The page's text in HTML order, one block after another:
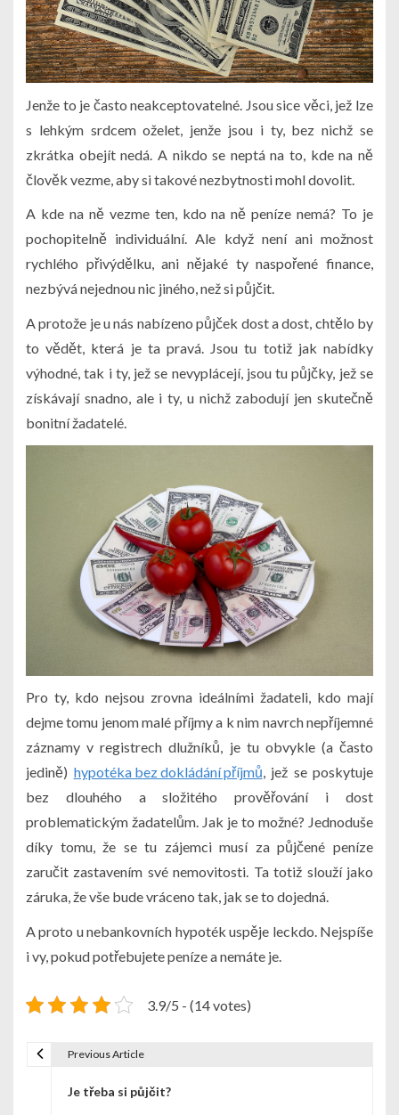
Jenže to je často neakceptovatelné. Jsou sice věci, jež lze
s lehkým srdcem oželet, jenže jsou i ty, bez nichž se
zkrátka obejít nedá. A nikdo se neptá na to, kde na ně
člověk vezme, aby si takové nezbytnosti mohl dovolit.
A kde na ně vezme ten, kdo na ně peníze nemá? To je
pochopitelně individuální. Ale když není ani možnost
rychlého přivýdělku, ani nějaké ty naspořené finance,
nezbývá nejednou nic jiného, než si půjčit.
A protože je u nás nabízeno půjček dost a dost, chtělo by
to vědět, která je ta pravá. Jsou tu totiž jak nabídky
výhodné, tak i ty, jež se nevyplácejí, jsou tu půjčky, jež se
získávají snadno, ale i ty, u nichž zabodují jen skutečně
bonitní žadatelé.
Pro ty, kdo nejsou zrovna ideálními žadateli, kdo mají
dejme tomu jenom malé příjmy a k nim navrch nepříjemné
záznamy v registrech dlužníků, je tu obvykle (a často
jedině) hypotéka bez dokládání příjmů, jež se poskytuje
bez dlouhého a složitého prověřování i dost
problematickým žadatelům. Jak je to možné? Jednoduše
díky tomu, že se tu zájemci musí za půjčené peníze
zaručit zastavením své nemovitosti. Ta totiž slouží jako
záruka, že vše bude vráceno tak, jak se to dojedná.
A proto u nebankovních hypoték uspěje leckdo. Nejspíše
i vy, pokud potřebujete peníze a nemáte je.
3.9/5 - (14 votes)
Previous Article
Je třeba si půjčit?